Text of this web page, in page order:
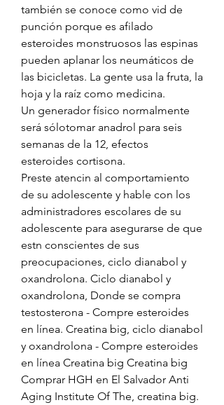
también se conoce como vid de
punción porque es afilado
esteroides monstruosos las espinas
pueden aplanar los neumáticos de
las bicicletas. La gente usa la fruta, la
hoja y la raíz como medicina.
Un generador físico normalmente
será sólotomar anadrol para seis
semanas de la 12, efectos
esteroides cortisona.
Preste atencin al comportamiento
de su adolescente y hable con los
administradores escolares de su
adolescente para asegurarse de que
estn conscientes de sus
preocupaciones, ciclo dianabol y
oxandrolona. Ciclo dianabol y
oxandrolona, Donde se compra
testosterona - Compre esteroides
en línea. Creatina big, ciclo dianabol
y oxandrolona - Compre esteroides
en línea Creatina big Creatina big
Comprar HGH en El Salvador Anti
Aging Institute Of The, creatina big.